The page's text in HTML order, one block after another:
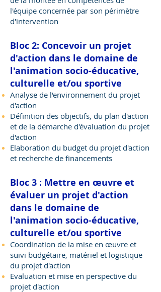
l'équipe concernée par son périmètre
d'intervention
Bloc 2: Concevoir un projet
d'action dans le domaine de
l'animation socio-éducative,
culturelle et/ou sportive
Analyse de l'environnement du projet
d'action
Définition des objectifs, du plan d'action
et de la démarche d'évaluation du projet
d'action
Elaboration du budget du projet d'action
et recherche de financements
Bloc 3 : Mettre en œuvre et
évaluer un projet d'action
dans le domaine de
l'animation socio-éducative,
culturelle et/ou sportive
Coordination de la mise en œuvre et
suivi budgétaire, matériel et logistique
du projet d'action
Evaluation et mise en perspective du
projet d'action